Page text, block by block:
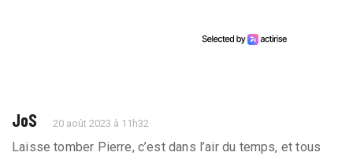
JoS 20 août 2023 à 11h32
Laisse tomber Pierre, c’est dans l’air du temps, et tous